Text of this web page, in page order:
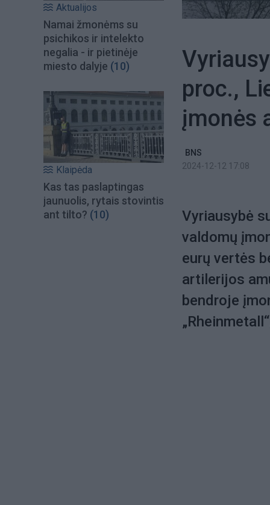
Aktualijos
Namai žmonėms su
psichikos ir intelekto
negalia - ir pietinėje
miesto dalyje (10)
Klaipėda
Kas tas paslaptingas
jaunuolis, rytais stovintis
ant tilto? (10)
proc.,
įmonės
BNS
2024-12-12 17:08
Vyriausybė
valdomų
eurų vertės
artilerijos
bendroje